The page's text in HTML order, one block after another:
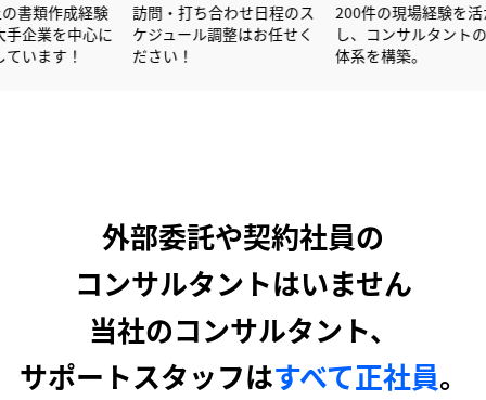
200件の
し、コ
訪問・打ち合わせ日程のス
ケジュール調整はお任せく
600社以上の書類作成経験
を活かし大手企業を中心に
サポートしています！
外部委託や契約社員の
コンサルタントはいません
当社のコンサルタント、
サポートスタッフはすべて正社員。